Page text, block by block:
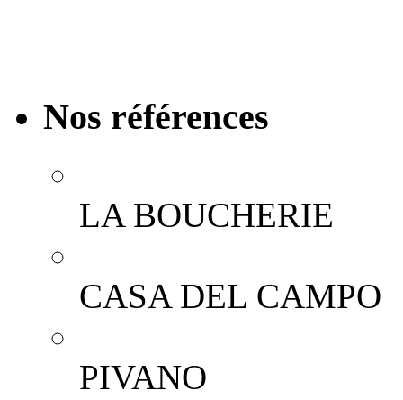
Nos références
LA BOUCHERIE
CASA DEL CAMPO
PIVANO